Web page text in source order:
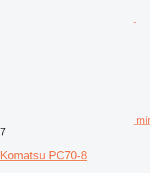
7
Komatsu PC70-8